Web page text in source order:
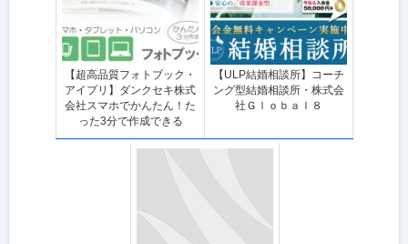
【超高品質フォトブック・
アイプリ】ダンクセキ株式
会社スマホでかんたん！た
った3分で作成できる
【ULP結婚相談所】コーチ
ング型結婚相談所・株式会
社Ｇｌｏｂａｌ８